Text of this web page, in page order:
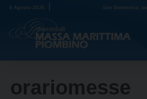
Skip
content
8 Agosto 2026 San Domenico,
orariomesse